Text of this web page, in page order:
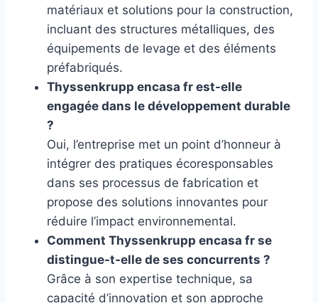
matériaux et solutions pour la construction,
incluant des structures métalliques, des
équipements de levage et des éléments
préfabriqués.
Thyssenkrupp encasa fr est-elle
engagée dans le développement durable
?
Oui, l’entreprise met un point d’honneur à
intégrer des pratiques écoresponsables
dans ses processus de fabrication et
propose des solutions innovantes pour
réduire l’impact environnemental.
Comment Thyssenkrupp encasa fr se
distingue-t-elle de ses concurrents ?
Grâce à son expertise technique, sa
capacité d’innovation et son approche